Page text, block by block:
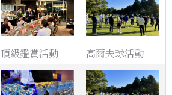
頂級鑑賞活動 高爾夫球活動